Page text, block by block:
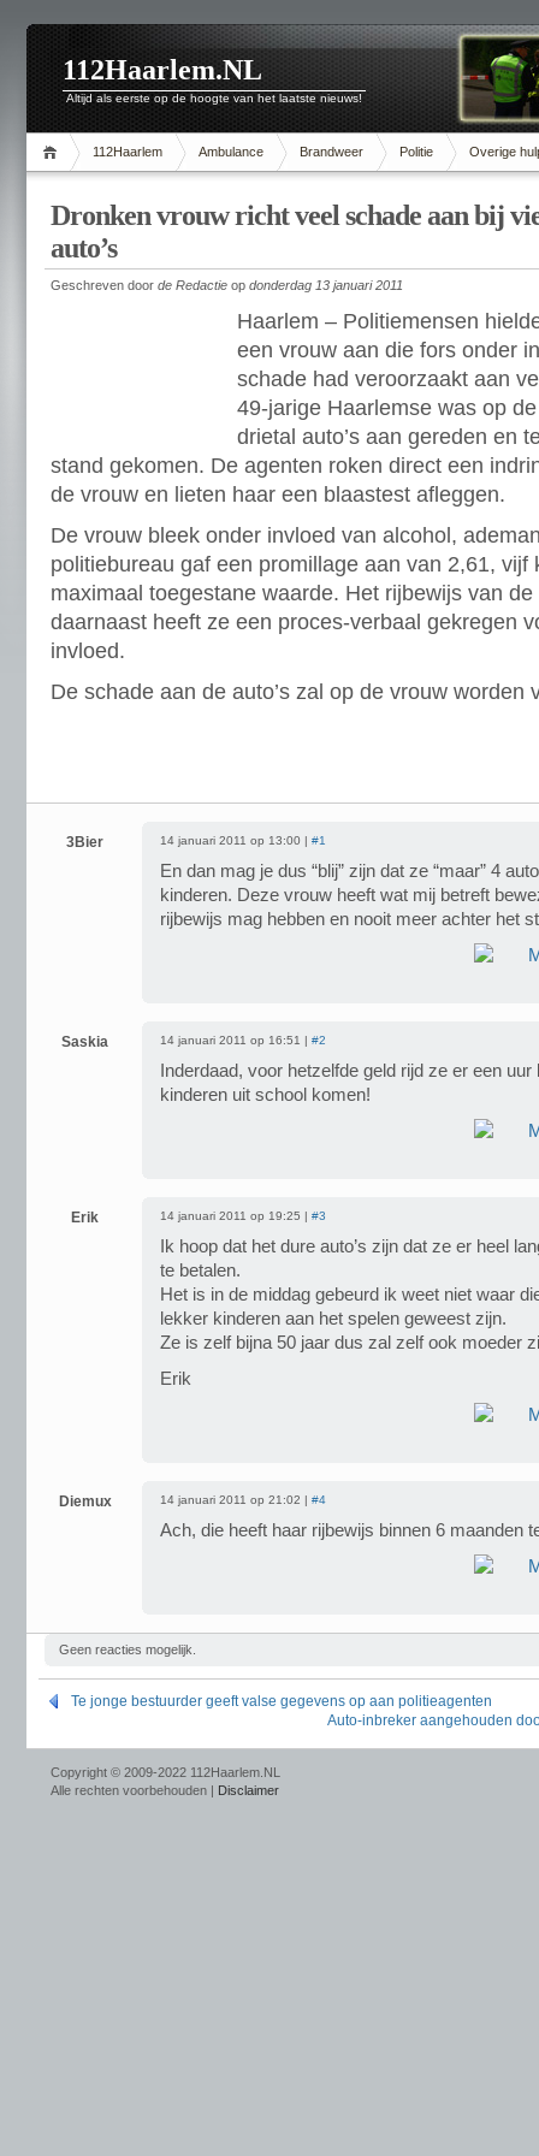
112Haarlem.NL
Altijd als eerste op de hoogte van het laatste nieuws!
112Haarlem Ambulance Brandweer Politie Overige
Dronken vrouw richt veel schade aan bij
auto’s
Geschreven door de Redactie op donderdag 13 januari 2011
Haarlem – Politiemensen
een vrouw aan die fors onder
schade had veroorzaakt aan
49-jarige Haarlemse was op
drietal auto’s aan gereden en
stand gekomen. De agenten roken direct een
de vrouw en lieten haar een blaastest afleggen.
De vrouw bleek onder invloed van alcohol,
politiebureau gaf een promillage aan van 2,61, vijf
maximaal toegestane waarde. Het rijbewijs van
daarnaast heeft ze een proces-verbaal gekregen
invloed.
De schade aan de auto’s zal op de vrouw worden
3Bier 14 januari 2011 op 13:00 | #1
En dan mag je dus “blij” zijn dat ze “maar” 4
kinderen. Deze vrouw heeft wat mij betreft
rijbewijs mag hebben en nooit meer achter het
Saskia 14 januari 2011 op 16:51 | #2
Inderdaad, voor hetzelfde geld rijd ze er een
kinderen uit school komen!
Erik 14 januari 2011 op 19:25 | #3
Ik hoop dat het dure auto’s zijn dat ze er heel
te betalen.
Het is in de middag gebeurd ik weet niet waar
lekker kinderen aan het spelen geweest zijn.
Ze is zelf bijna 50 jaar dus zal zelf ook moeder
Erik
Diemux 14 januari 2011 op 21:02 | #4
Ach, die heeft haar rijbewijs binnen 6 maanden
Geen reacties mogelijk.
Te jonge bestuurder geeft valse gegevens op aan politieagenten
Auto-inbreker aangehouden
Copyright © 2009-2022 112Haarlem.NL
Alle rechten voorbehouden | Disclaimer